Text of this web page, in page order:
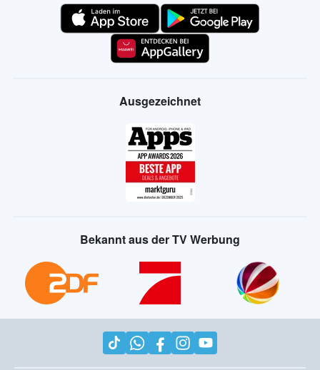
Ausgezeichnet
Bekannt aus der TV Werbung